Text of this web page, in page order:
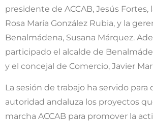
presidente de ACCAB, Jesús
Rosa María González Rubia, y la
Benalmádena, Susana Márquez.
participado el alcalde de
y el concejal de Comercio, Javier
La sesión de trabajo ha servido para
autoridad andaluza los proyectos
marcha ACCAB para promover la